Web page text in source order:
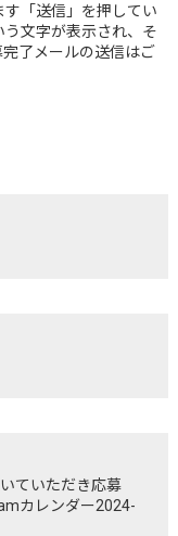
「送信」を押してい
文字が表示され、そ
了メールの送信はご
ていただき応募
カレンダー2024-